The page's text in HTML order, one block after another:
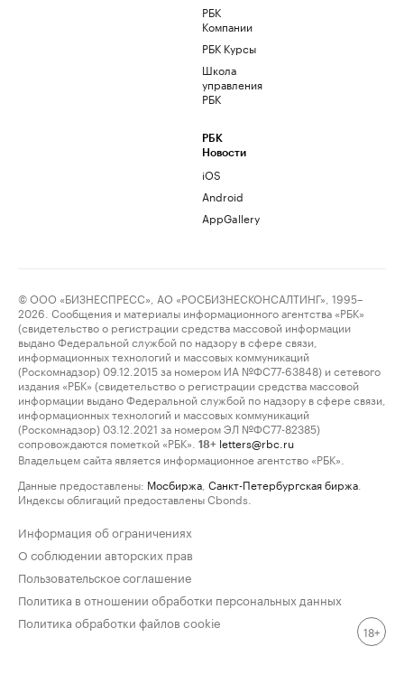
РБК
Компании
РБК Курсы
Школа
управления
РБК
РБК
Новости
iOS
Android
AppGallery
© ООО «БИЗНЕСПРЕСС», АО «РОСБИЗНЕСКОНСАЛТИНГ», 1995–
2026. Сообщения и материалы информационного агентства «РБК»
(свидетельство о регистрации средства массовой информации
выдано Федеральной службой по надзору в сфере связи,
информационных технологий и массовых коммуникаций
(Роскомнадзор) 09.12.2015 за номером ИА №ФС77-63848) и сетевого
издания «РБК» (свидетельство о регистрации средства массовой
информации выдано Федеральной службой по надзору в сфере связи,
информационных технологий и массовых коммуникаций
(Роскомнадзор) 03.12.2021 за номером ЭЛ №ФС77-82385)
сопровождаются пометкой «РБК».
18+ letters@rbc.ru
Владельцем сайта является информационное агентство «РБК».
Данные предоставлены: Мосбиржа Санкт-Петербургская биржа
Индексы облигаций предоставлены Cbonds.
Информация об ограничениях
О соблюдении авторских прав
Пользовательское соглашение
Политика в отношении обработки персональных данных
Политика обработки файлов cookie
18+